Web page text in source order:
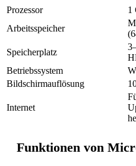
Prozessor
1
Arbeitsspeicher
Speicherplatz
Betriebssystem
Bildschirmauflösung
Internet
Funktionen von